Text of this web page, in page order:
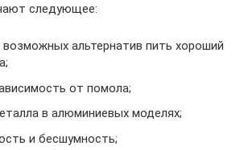
следующее:
возможных альтернатив пить хороший
от помола;
в алюминиевых моделях;
и бесшумность;